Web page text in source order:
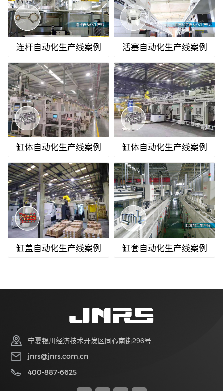
连杆自动化生产线案例 活塞自动化生产线案例
缸体自动化生产线案例 缸体自动化生产线案例
缸盖自动化生产线案例 缸套自动化生产线案例
宁夏银川经济技术开发区同心南街296号
jnrs@jnrs.com.cn
400-887-6625